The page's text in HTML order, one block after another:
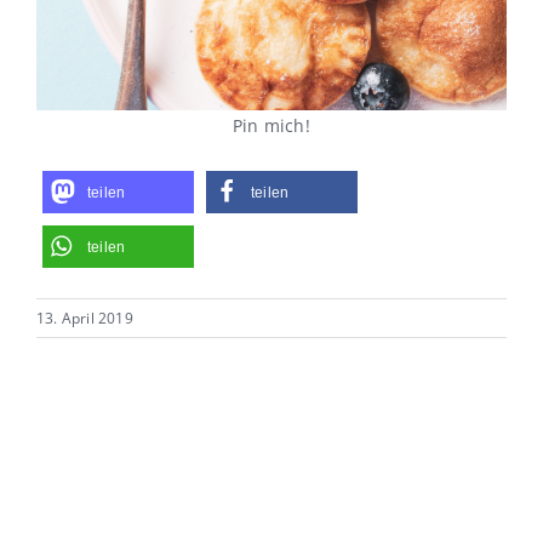
Pin mich!
teilen teilen
teilen
13. April 2019